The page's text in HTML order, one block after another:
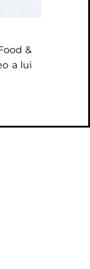
&
a lui